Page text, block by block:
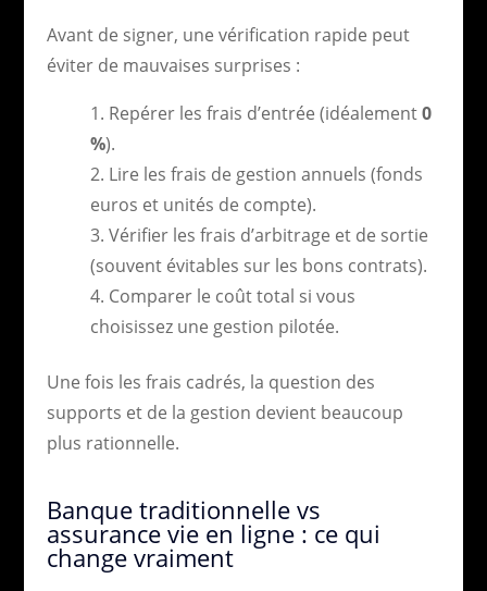
Avant de signer, une vérification rapide peut
éviter de mauvaises surprises :
Repérer les frais d’entrée (idéalement0
%).
Lire les frais de gestion annuels (fonds
euros et unités de compte).
Vérifier les frais d’arbitrage et de sortie
(souvent évitables sur les bons contrats).
Comparer le coût total si vous
choisissez une gestion pilotée.
Une fois les frais cadrés, la question des
supports et de la gestion devient beaucoup
plus rationnelle.
Banque traditionnelle vs
assurance vie en ligne : ce qui
change vraiment